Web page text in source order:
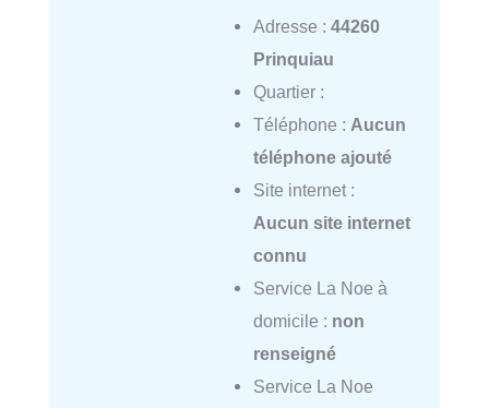
Adresse : 44260
Prinquiau
Quartier :
Téléphone : Aucun
téléphone ajouté
Site internet :
Aucun site internet
connu
Service La Noe à
domicile : non
renseigné
Service La Noe